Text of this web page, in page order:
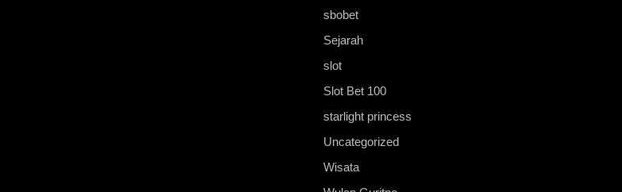
sbobet
Sejarah
slot
Slot Bet 100
starlight princess
Uncategorized
Wisata